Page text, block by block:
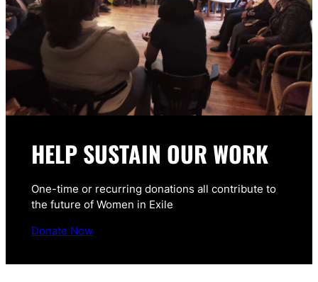
HELP SUSTAIN OUR WORK
One-time or recurring donations all contribute to
the future of Women in Exile
Donate Now